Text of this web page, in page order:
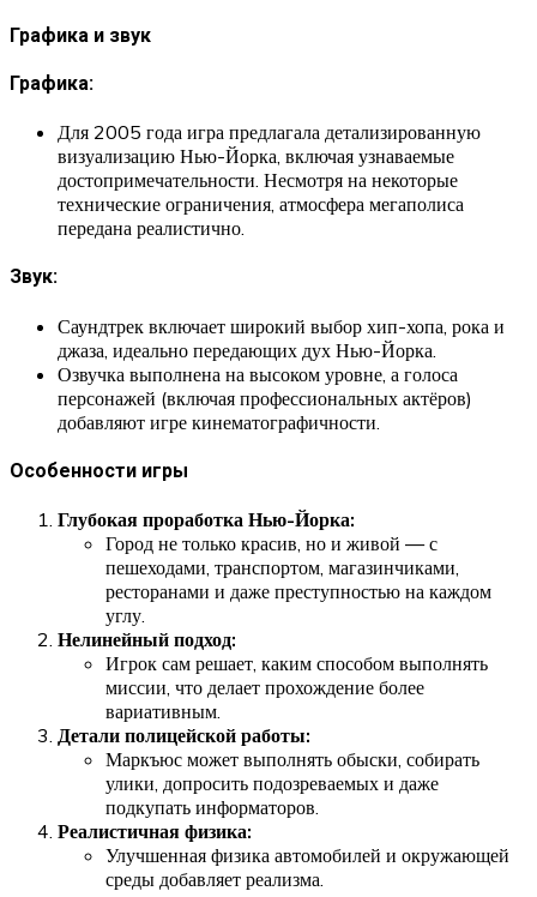
Графика и звук
Графика:
Для 2005 года игра предлагала детализированную
визуализацию Нью-Йорка, включая узнаваемые
достопримечательности. Несмотря на некоторые
технические ограничения, атмосфера мегаполиса
передана реалистично.
Звук:
Саундтрек включает широкий выбор хип-хопа, рока и
джаза, идеально передающих дух Нью-Йорка.
Озвучка выполнена на высоком уровне, а голоса
персонажей (включая профессиональных актёров)
добавляют игре кинематографичности.
Особенности игры
Глубокая проработка Нью-Йорка:
Город не только красив, но и живой — с
пешеходами, транспортом, магазинчиками,
ресторанами и даже преступностью на каждом
углу.
Нелинейный подход:
Игрок сам решает, каким способом выполнять
миссии, что делает прохождение более
вариативным.
Детали полицейской работы:
Маркъюс может выполнять обыски, собирать
улики, допросить подозреваемых и даже
подкупать информаторов.
Реалистичная физика:
Улучшенная физика автомобилей и окружающей
среды добавляет реализма.